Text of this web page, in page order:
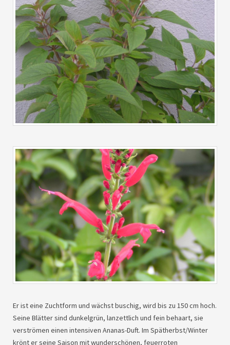
Er ist eine Zuchtform und wächst buschig, wird bis zu 150 cm hoch.
Seine Blätter sind dunkelgrün, lanzettlich und fein behaart, sie
verströmen einen intensiven Ananas-Duft. Im Spätherbst/Winter
krönt er seine Saison mit wunderschönen, feuerroten